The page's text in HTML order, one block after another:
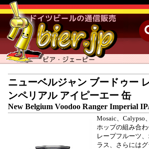
ニューベルジャン ブードゥー
ンペリアル アイピーエー 缶
New Belgium Voodoo Ranger Imperial
Mosaic、Calypso
ホップの組み合
レープフルーツ
ラス、さらには